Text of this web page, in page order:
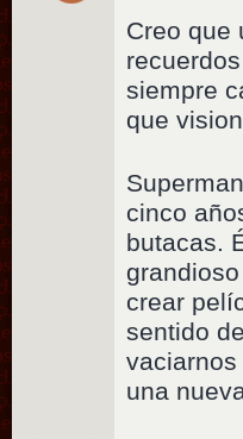
Creo que
siempre
que
cinco
butacas.
crear
sentido
una